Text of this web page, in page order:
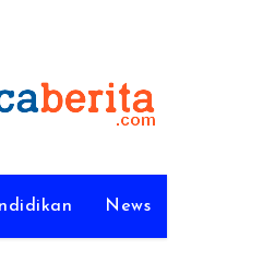
News